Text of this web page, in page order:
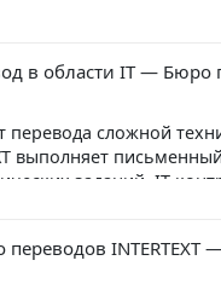
в области IT — Бюро
перевода сложной
выполняет
заданий, IT-
— это качественный
INTERTEXT